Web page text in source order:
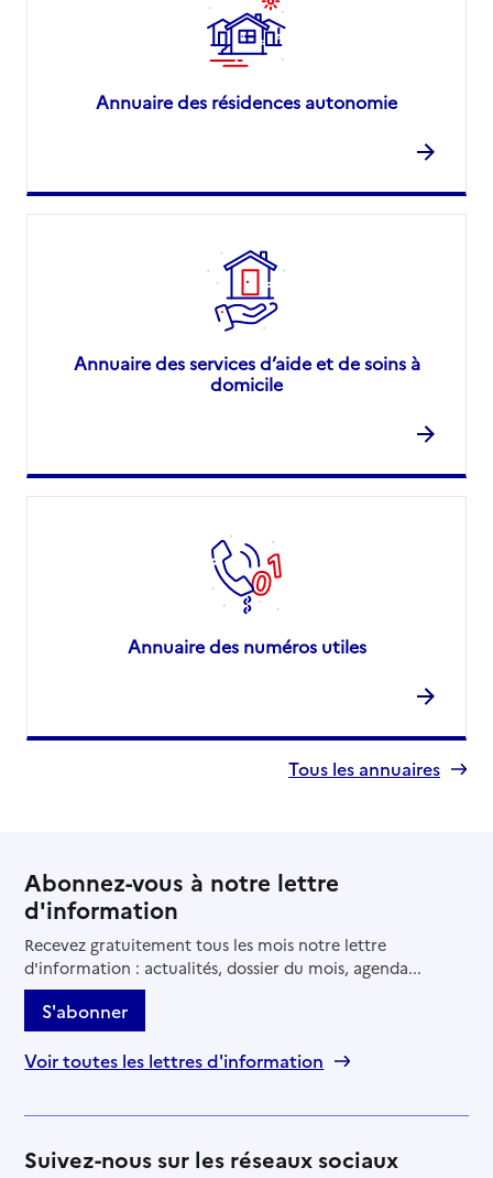
Annuaire des résidences autonomie
Annuaire des services d’aide et de soins à
domicile
Annuaire des numéros utiles
Tous les annuaires
Abonnez-vous à notre lettre
d'information
Recevez gratuitement tous les mois notre lettre
d'information : actualités, dossier du mois, agenda...
S'abonner
Voir toutes les lettres d'information
Suivez-nous sur les réseaux sociaux